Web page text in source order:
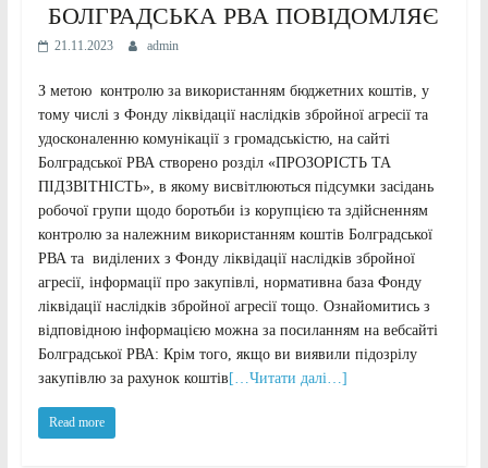
БОЛГРАДСЬКА РВА ПОВІДОМЛЯЄ
21.11.2023 admin
З метою контролю за використанням бюджетних коштів, у
тому числі з Фонду ліквідації наслідків збройної агресії та
удосконаленню комунікації з громадськістю, на сайті
Болградської РВА створено розділ «ПРОЗОРІСТЬ ТА
ПІДЗВІТНІСТЬ», в якому висвітлюються підсумки засідань
робочої групи щодо боротьби із корупцією та здійсненням
контролю за належним використанням коштів Болградської
РВА та виділених з Фонду ліквідації наслідків збройної
агресії, інформації про закупівлі, нормативна база Фонду
ліквідації наслідків збройної агресії тощо. Ознайомитись з
відповідною інформацією можна за посиланням на вебсайті
Болградської РВА: Крім того, якщо ви виявили підозрілу
закупівлю за рахунок коштів […Читати далі…]
Read more